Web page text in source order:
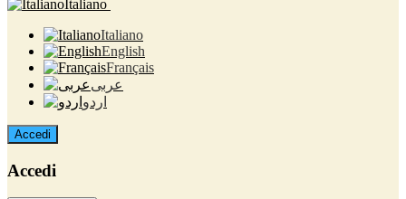
Italiano
Italiano
English
Français
عربى
اردو
Accedi
Accedi